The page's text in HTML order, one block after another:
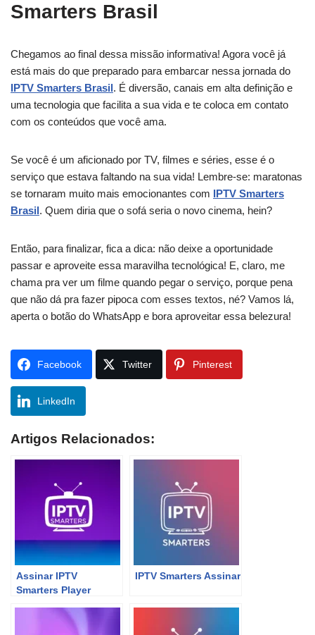
Smarters Brasil
Chegamos ao final dessa missão informativa! Agora você já
está mais do que preparado para embarcar nessa jornada do
IPTV Smarters Brasil. É diversão, canais em alta definição e
uma tecnologia que facilita a sua vida e te coloca em contato
com os conteúdos que você ama.
Se você é um aficionado por TV, filmes e séries, esse é o
serviço que estava faltando na sua vida! Lembre-se: maratonas
se tornaram muito mais emocionantes com IPTV Smarters
Brasil. Quem diria que o sofá seria o novo cinema, hein?
Então, para finalizar, fica a dica: não deixe a oportunidade
passar e aproveite essa maravilha tecnológica! E, claro, me
chama pra ver um filme quando pegar o serviço, porque pena
que não dá pra fazer pipoca com esses textos, né? Vamos lá,
aperta o botão do WhatsApp e bora aproveitar essa belezura!
Facebook Twitter Pinterest
LinkedIn
Artigos Relacionados:
Assinar IPTV
Smarters Player
IPTV Smarters Assinar